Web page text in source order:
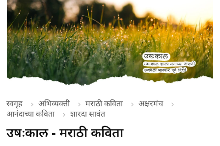
स्वगृह अभिव्यक्ती मराठी कविता
अक्षरमंच
आनंदाच्या कविता
शारदा सावंत
उषःकाल - मराठी कविता